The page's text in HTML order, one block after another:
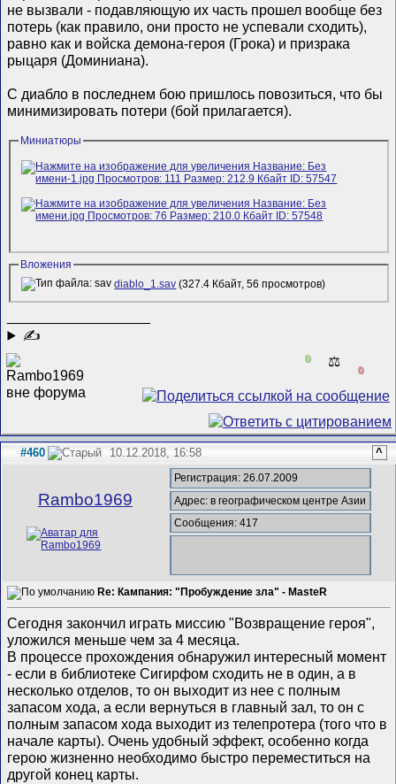
не вызвали - подавляющую их часть прошел вообще без
потерь (как правило, они просто не успевали сходить),
равно как и войска демона-героя (Грока) и призрака
рыцаря (Доминиана).
С диабло в последнем бою пришлось повозиться, что бы
минимизировать потери (бой прилагается).
Миниатюры
Вложения
diablo_1.sav (327.4 Кбайт, 56 просмотров)
✍
0 ⚖️
0
#460 10.12.2018, 16:58 ^
Rambo1969
Регистрация: 26.07.2009
Адрес: в географическом центре Азии
Сообщения: 417
Re: Кампания: "Пробуждение зла" - MasteR
Сегодня закончил играть миссию "Возвращение героя",
уложился меньше чем за 4 месяца.
В процессе прохождения обнаружил интересный момент
- если в библиотеке Сигирфом сходить не в один, а в
несколько отделов, то он выходит из нее с полным
запасом хода, а если вернуться в главный зал, то он с
полным запасом хода выходит из телепротера (того что в
начале карты). Очень удобный эффект, особенно когда
герою жизненно необходимо быстро переместиться на
другой конец карты.